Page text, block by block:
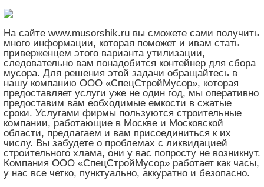
На сайте www.musorshik.ru вы сможете сами получить
много информации, которая поможет и ивам стать
приверженцем этого варианта утилизации,
следовательно вам понадобится контейнер для сбора
мусора. Для решения этой задачи обращайтесь в
нашу компанию ООО «СпецСтройМусор», которая
предоставляет услуги уже не один год, мы оперативно
предоставим вам еобходимые емкости в сжатые
сроки. Услугами фирмы пользуются строительные
компании, работающие в Москве и Московской
области, предлагаем и вам присоединиться к их
числу. Вы забудете о проблемах с ликвидацией
строительного хлама, они у вас попросту не возникнут.
Компания ООО «СпецСтройМусор» работает как часы,
у нас все четко, пунктуально, аккуратно и безопасно.